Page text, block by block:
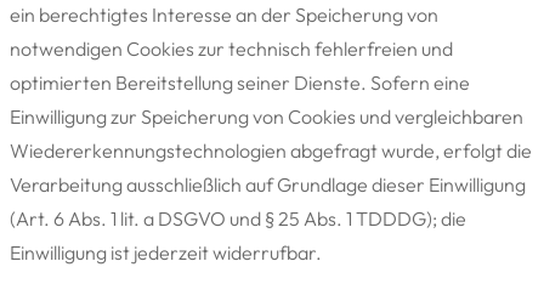
ein berechtigtes Interesse an der Speicherung von
notwendigen Cookies zur technisch fehlerfreien und
optimierten Bereitstellung seiner Dienste. Sofern eine
Einwilligung zur Speicherung von Cookies und vergleichbaren
Wiedererkennungstechnologien abgefragt wurde, erfolgt die
Verarbeitung ausschließlich auf Grundlage dieser Einwilligung
(Art. 6 Abs. 1 lit. a DSGVO und § 25 Abs. 1 TDDDG); die
Einwilligung ist jederzeit widerrufbar.